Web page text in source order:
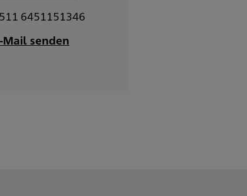
6451151346
Mail senden